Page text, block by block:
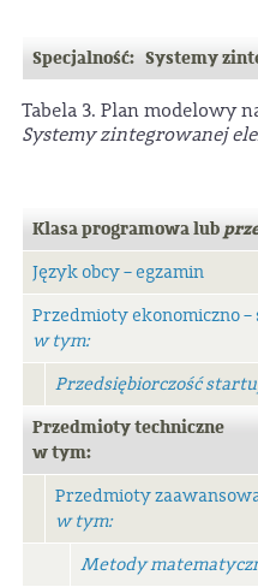
Specjalność: Systemy
Tabela 3. Plan modelowy
Systemy zintegrowanej
Klasa programowa lub
Język obcy – egzamin
Przedmioty ekonomiczno –
w tym:
Przedsiębiorczość
Przedmioty techniczne
w tym:
Przedmioty
w tym:
Metody